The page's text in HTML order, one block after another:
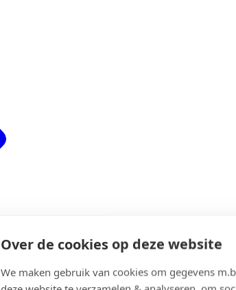
Over de cookies op deze website
We maken gebruik van cookies om gegevens